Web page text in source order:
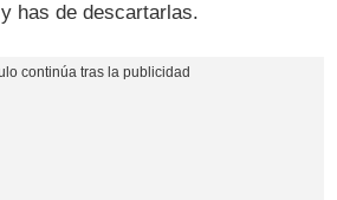
y has de descartarlas.